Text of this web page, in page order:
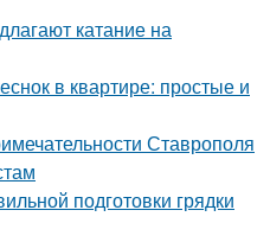
катание на
в квартире: простые и
Ставрополя
подготовки грядки